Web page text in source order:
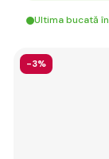
Ultima bucată
-3%